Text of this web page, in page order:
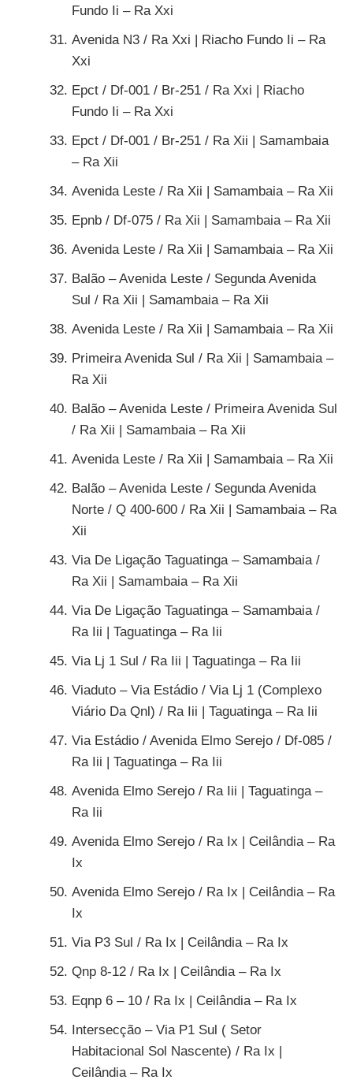
Fundo Ii – Ra Xxi
Avenida N3 / Ra Xxi | Riacho Fundo Ii – Ra
Xxi
Epct / Df-001 / Br-251 / Ra Xxi | Riacho
Fundo Ii – Ra Xxi
Epct / Df-001 / Br-251 / Ra Xii | Samambaia
– Ra Xii
Avenida Leste / Ra Xii | Samambaia – Ra Xii
Epnb / Df-075 / Ra Xii | Samambaia – Ra Xii
Avenida Leste / Ra Xii | Samambaia – Ra Xii
Balão – Avenida Leste / Segunda Avenida
Sul / Ra Xii | Samambaia – Ra Xii
Avenida Leste / Ra Xii | Samambaia – Ra Xii
Primeira Avenida Sul / Ra Xii | Samambaia –
Ra Xii
Balão – Avenida Leste / Primeira Avenida Sul
/ Ra Xii | Samambaia – Ra Xii
Avenida Leste / Ra Xii | Samambaia – Ra Xii
Balão – Avenida Leste / Segunda Avenida
Norte / Q 400-600 / Ra Xii | Samambaia – Ra
Xii
Via De Ligação Taguatinga – Samambaia /
Ra Xii | Samambaia – Ra Xii
Via De Ligação Taguatinga – Samambaia /
Ra Iii | Taguatinga – Ra Iii
Via Lj 1 Sul / Ra Iii | Taguatinga – Ra Iii
Viaduto – Via Estádio / Via Lj 1 (Complexo
Viário Da Qnl) / Ra Iii | Taguatinga – Ra Iii
Via Estádio / Avenida Elmo Serejo / Df-085 /
Ra Iii | Taguatinga – Ra Iii
Avenida Elmo Serejo / Ra Iii | Taguatinga –
Ra Iii
Avenida Elmo Serejo / Ra Ix | Ceilândia – Ra
Ix
Avenida Elmo Serejo / Ra Ix | Ceilândia – Ra
Ix
Via P3 Sul / Ra Ix | Ceilândia – Ra Ix
Qnp 8-12 / Ra Ix | Ceilândia – Ra Ix
Eqnp 6 – 10 / Ra Ix | Ceilândia – Ra Ix
Intersecção – Via P1 Sul ( Setor
Habitacional Sol Nascente) / Ra Ix |
Ceilândia – Ra Ix